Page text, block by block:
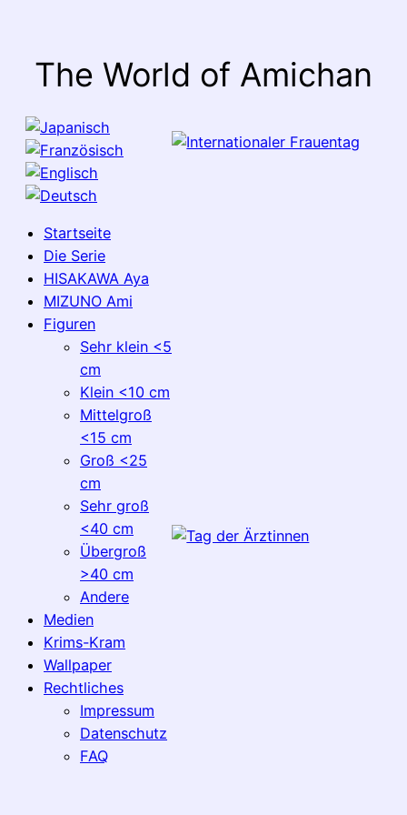
The World of Amichan
Startseite
Die Serie
HISAKAWA Aya
MIZUNO Ami
Figuren
Sehr klein <5
cm
Klein <10 cm
Mittelgroß
<15 cm
Groß <25
cm
Sehr groß
<40 cm
Übergroß
>40 cm
Andere
Medien
Krims-Kram
Wallpaper
Rechtliches
Impressum
Datenschutz
FAQ